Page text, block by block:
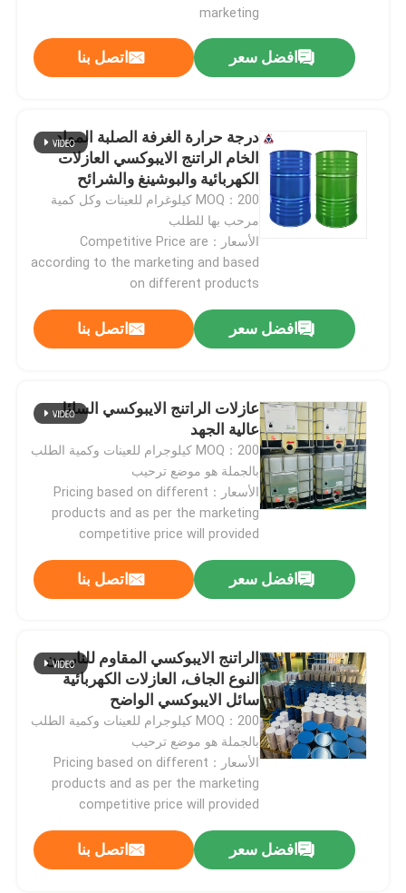
المنتجات
فيديوهات
عرض الواقع الافتراضي
معلومات عنا
جولة في المعمل
رقابة جودة
marketing
افضل سعر اتصل بنا
درجة حرارة الغرفة الصلبة المواد
الخام الراتنج الايبوكسي العازلات
الكهربائية والبوشينغ والشرائح
MOQ：200 كيلوغرام للعينات وكل كمية
مرحب بها للطلب
الأسعار：Competitive Price are
according to the marketing and based
on different products
افضل سعر اتصل بنا
عازلات الراتنج الايبوكسي السائل
عالية الجهد
MOQ：200 كيلوجرام للعينات وكمية الطلب
بالجملة هو موضع ترحيب
الأسعار：Pricing based on different
products and as per the marketing
competitive price will provided
افضل سعر اتصل بنا
الراتنج الايبوكسي المقاوم للنار من
النوع الجاف، العازلات الكهربائية
سائل الايبوكسي الواضح
MOQ：200 كيلوجرام للعينات وكمية الطلب
بالجملة هو موضع ترحيب
الأسعار：Pricing based on different
products and as per the marketing
competitive price will provided
افضل سعر اتصل بنا